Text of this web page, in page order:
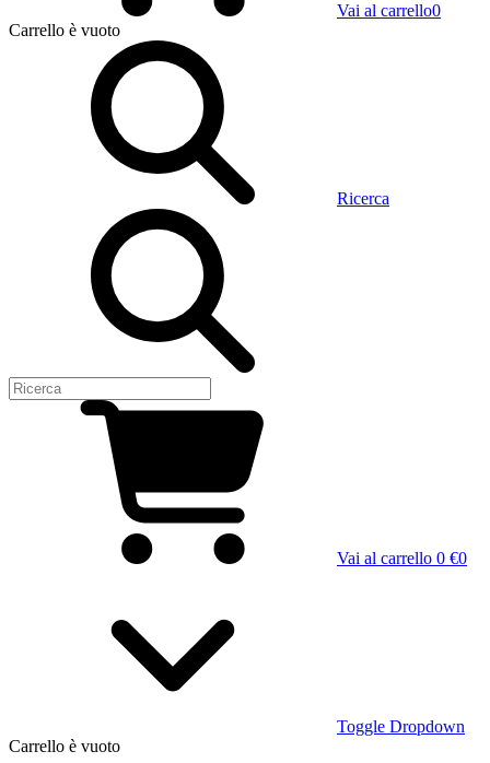
Vai al carrello0
Carrello è vuoto
Ricerca
Vai al carrello 0 €0
Toggle Dropdown
Carrello è vuoto